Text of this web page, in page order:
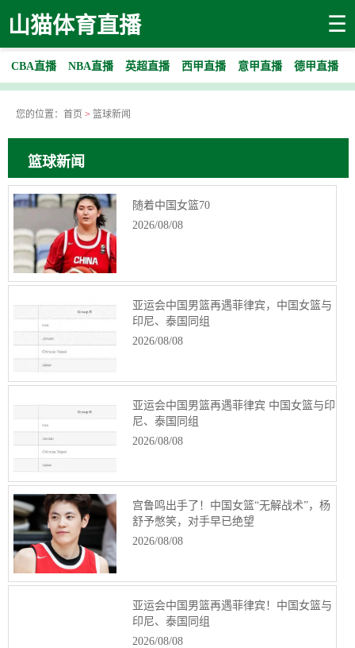
山猫体育直播 ☰
CBA直播 NBA直播 英超直播 西甲直播 意甲直播 德甲直播
您的位置： 首页 > 篮球新闻
篮球新闻
随着中国女篮70
2026/08/08
亚运会中国男篮再遇菲律宾，中国女篮与
印尼、泰国同组
2026/08/08
亚运会中国男篮再遇菲律宾 中国女篮与印
尼、泰国同组
2026/08/08
宫鲁鸣出手了！中国女篮“无解战术”，杨
舒予憋笑，对手早已绝望
2026/08/08
亚运会中国男篮再遇菲律宾！中国女篮与
印尼、泰国同组
2026/08/08